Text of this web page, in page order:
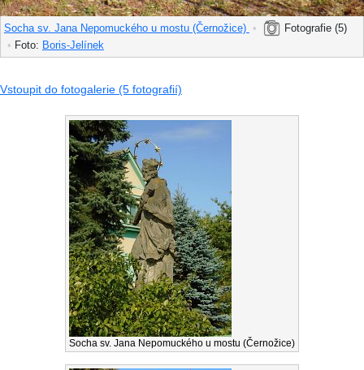
Socha sv. Jana Nepomuckého u mostu (Černožice) •
Fotografie (5)
• Foto: Boris-Jelínek
Vstoupit do fotogalerie (5 fotografií)
Socha sv. Jana Nepomuckého u mostu (Černožice)